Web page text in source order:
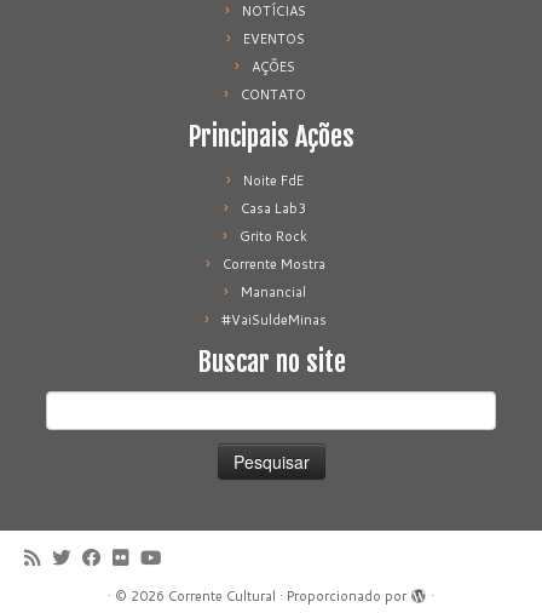
NOTÍCIAS
EVENTOS
AÇÕES
CONTATO
Principais Ações
Noite FdE
Casa Lab3
Grito Rock
Corrente Mostra
Manancial
#VaiSuldeMinas
Buscar no site
· © 2026 Corrente Cultural · Proporcionado por ·